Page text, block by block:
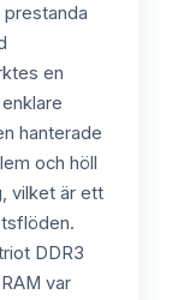
en
hanterade
och höll
vilket är ett
DDR3
var